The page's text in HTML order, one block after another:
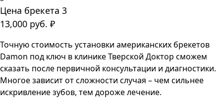
Цена брекета 3
13,000 руб. ₽
Точную стоимость установки американских брекетов
Damon под ключ в клинике Тверской Доктор сможем
сказать после первичной консультации и диагностики.
Многое зависит от сложности случая – чем сильнее
искривление зубов, тем дороже лечение.